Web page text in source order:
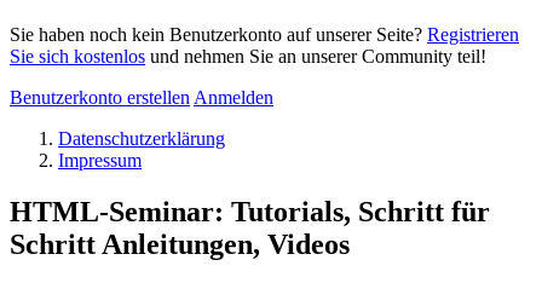
Sie haben noch kein Benutzerkonto auf unserer Seite? Registrieren
Sie sich kostenlos und nehmen Sie an unserer Community teil!
Benutzerkonto erstellen Anmelden
Datenschutzerklärung
Impressum
HTML-Seminar: Tutorials, Schritt für
Schritt Anleitungen, Videos